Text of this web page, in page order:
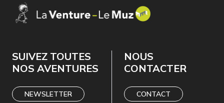
SUIVEZ TOUTES
NOS AVENTURES
NEWSLETTER
NOUS
CONTACTER
CONTACT